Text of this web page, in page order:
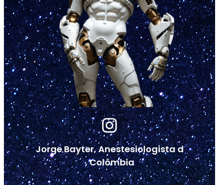
Jorge Bayter, Anestesiologista d
, Colômbia